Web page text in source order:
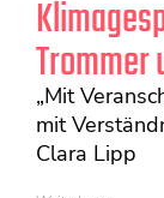
Trommer
„Mit
mit
Clara Lipp